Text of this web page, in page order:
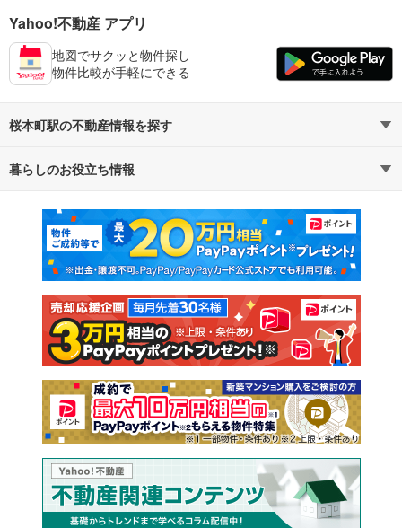
Yahoo!不動産 アプリ
地図でサクッと物件探し
物件比較が手軽にできる
桜本町駅の不動産情報を探す
不動産・住宅
新築マンション 中古マンション
新築一戸建て 中古一戸建て
注文住宅 土地
売却査定
暮らしのお役立ち情報
マンションカタログ 教えて！住まいの先生